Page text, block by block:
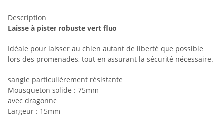
Description
Laisse à pister robuste vert fluo
Idéale pour laisser au chien autant de liberté que possible
lors des promenades, tout en assurant la sécurité nécessaire.
sangle particulièrement résistante
Mousqueton solide : 75mm
avec dragonne
Largeur : 15mm